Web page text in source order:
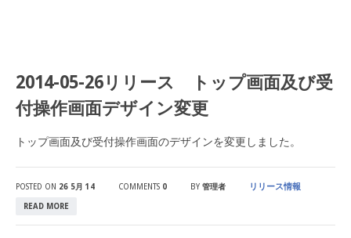
2014-05-26リリース トップ画面及び受
付操作画面デザイン変更
トップ画面及び受付操作画面のデザインを変更しました。
POSTED ON 26 5月 14 COMMENTS 0 BY 管理者 リリース情報
READ MORE